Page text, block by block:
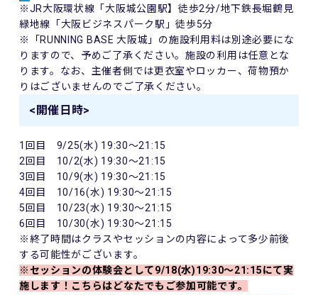
※JR大阪環状線「大阪城公園駅】徒歩2分/地下鉄長堀鶴見
緑地線「大阪ビジネスパーク駅」徒歩5分
※「 RUNNING BASE大阪城」の施設利用料は別途必要にな
りますので、予めご了承ください。施設の利用は任意とな
ります。なお、主催者側では更衣室やロッカー、荷物預か
りはございませんのでご了承ください。
<開催日時>
1回目 9/25(水) 19:30～21:15
2回目 10/2(水) 19:30～21:15
3回目 10/9(水) 19:30～21:15
4回目 10/16(水) 19:30～21:15
5回目 10/23(水) 19:30～21:15
6回目 10/30(水) 19:30～21:15
※終了時間はクラスやセッションの内容によって多少前後
する可能性がございます。
※セッションの体験会として9/18(水)19:30～21:15にて実
施します！こちらはどなたでもご参加可能です。